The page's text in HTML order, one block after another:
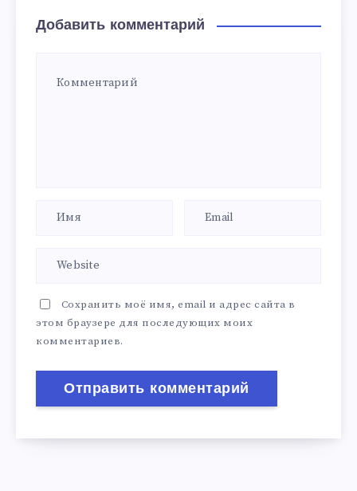
Добавить комментарий
Сохранить моё имя, email и адрес сайта в
этом браузере для последующих моих
комментариев.